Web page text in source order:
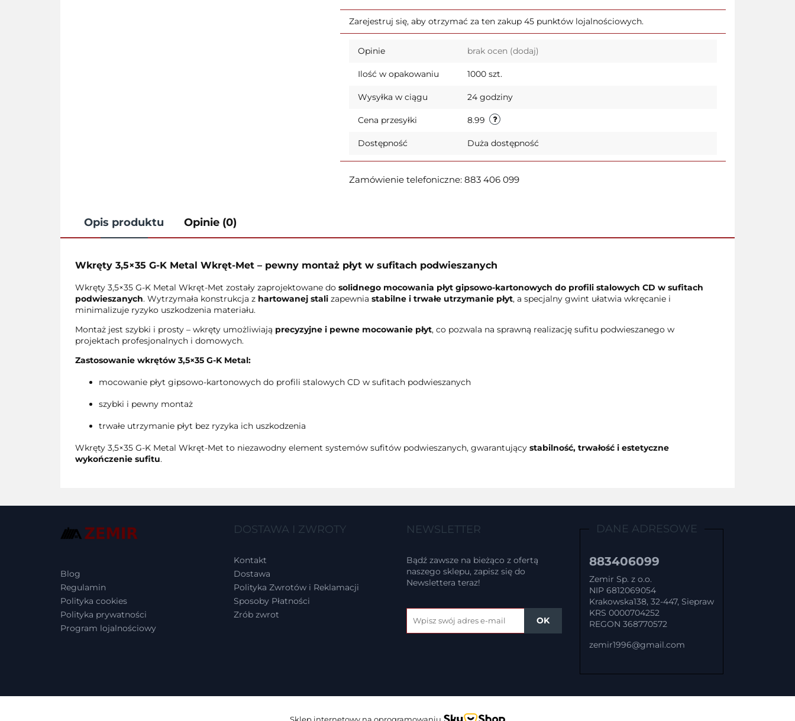
Do
przechowalni
Zarejestruj się, aby otrzymać za ten zakup 45 punktów lojalnościowych.
Opinie brak ocen (dodaj)
Ilość w opakowaniu 1000 szt.
Wysyłka w ciągu 24 godziny
Cena przesyłki 8.99
Dostępność Duża dostępność
Zamówienie telefoniczne: 883 406 099
Opis produktu Opinie (0)
Wkręty 3,5×35 G-K Metal Wkręt-Met – pewny montaż płyt w sufitach podwieszanych
Wkręty 3,5×35 G-K Metal Wkręt-Met zostały zaprojektowane do solidnego mocowania płyt gipsowo-kartonowych do profili stalowych CD w sufitach
podwieszanych. Wytrzymała konstrukcja z hartowanej stali zapewnia stabilne i trwałe utrzymanie płyt, a specjalny gwint ułatwia wkręcanie i
minimalizuje ryzyko uszkodzenia materiału.
Montaż jest szybki i prosty – wkręty umożliwiają precyzyjne i pewne mocowanie płyt, co pozwala na sprawną realizację sufitu podwieszanego w
projektach profesjonalnych i domowych.
Zastosowanie wkrętów 3,5×35 G-K Metal:
mocowanie płyt gipsowo-kartonowych do profili stalowych CD w sufitach podwieszanych
szybki i pewny montaż
trwałe utrzymanie płyt bez ryzyka ich uszkodzenia
Wkręty 3,5×35 G-K Metal Wkręt-Met to niezawodny element systemów sufitów podwieszanych, gwarantujący stabilność, trwałość i estetyczne
wykończenie sufitu.
Blog
Regulamin
Polityka cookies
Polityka prywatności
Program lojalnościowy
DOSTAWA I ZWROTY
Kontakt
Dostawa
Polityka Zwrotów i Reklamacji
Sposoby Płatności
Zrób zwrot
NEWSLETTER
Bądź zawsze na bieżąco z ofertą
naszego sklepu, zapisz się do
Newslettera teraz!
DANE ADRESOWE
883406099
Zemir Sp. z o.o.
NIP 6812069054
Krakowska138, 32-447, Siepraw
KRS 0000704252
REGON 368770572
zemir1996@gmail.com
Sklep internetowy na oprogramowaniu